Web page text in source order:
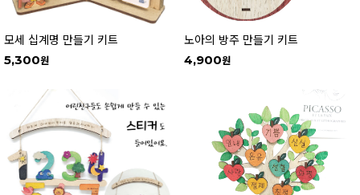
모세 십계명 만들기 키트
5,300
노아의 방주 만들기 키트
4,900